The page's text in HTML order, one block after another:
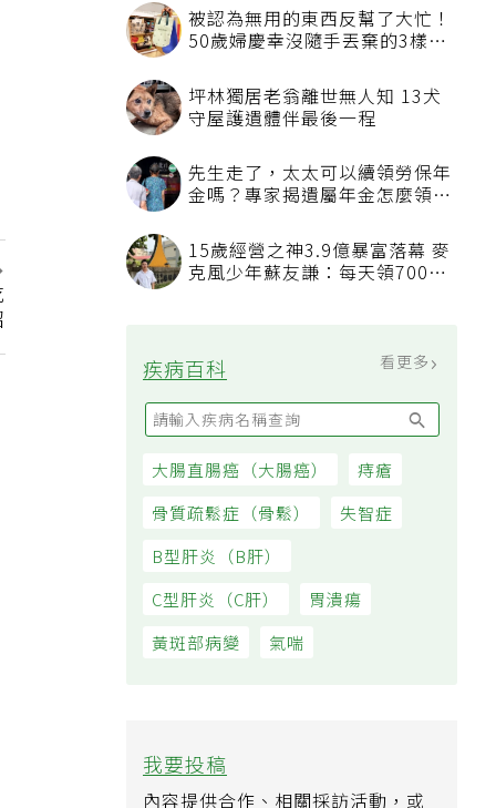
被認為無用的東西反幫了大忙！
50歲婦慶幸沒隨手丟棄的3樣物
坪林獨居老翁離世無人知 13犬
守屋護遺體伴最後一程
先生走了，太太可以續領勞保年
金嗎？專家揭遺屬年金怎麼領，
15歲經營之神3.9億暴富落幕 麥
克風少年蘇友謙：每天領700元
疾病百科
我要投稿